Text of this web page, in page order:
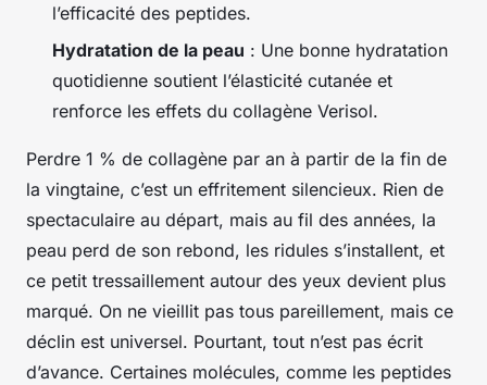
l’efficacité des peptides.
Hydratation de la peau : Une bonne hydratation
quotidienne soutient l’élasticité cutanée et
renforce les effets du collagène Verisol.
Perdre 1 % de collagène par an à partir de la fin de
la vingtaine, c’est un effritement silencieux. Rien de
spectaculaire au départ, mais au fil des années, la
peau perd de son rebond, les ridules s’installent, et
ce petit tressaillement autour des yeux devient plus
marqué. On ne vieillit pas tous pareillement, mais ce
déclin est universel. Pourtant, tout n’est pas écrit
d’avance. Certaines molécules, comme les peptides